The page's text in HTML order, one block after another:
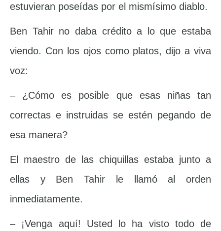
estuvieran poseídas por el mismísimo diablo.
Ben Tahir no daba crédito a lo que estaba
viendo. Con los ojos como platos, dijo a viva
voz:
– ¿Cómo es posible que esas niñas tan
correctas e instruidas se estén pegando de
esa manera?
El maestro de las chiquillas estaba junto a
ellas y Ben Tahir le llamó al orden
inmediatamente.
– ¡Venga aquí! Usted lo ha visto todo de